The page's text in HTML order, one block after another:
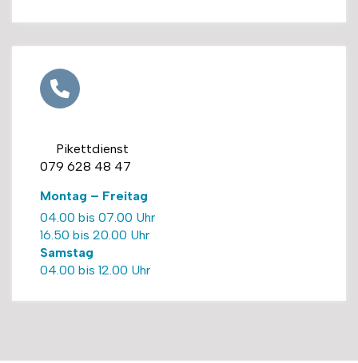
Pikettdienst
079 628 48 47
Montag – Freitag
04.00 bis 07.00 Uhr
16.50 bis 20.00 Uhr
Samstag
04.00 bis 12.00 Uhr